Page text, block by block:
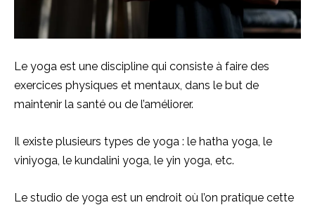
Le yoga est une discipline qui consiste à faire des
exercices physiques et mentaux, dans le but de
maintenir la santé ou de l’améliorer.
Il existe plusieurs types de yoga : le hatha yoga, le
viniyoga, le kundalini yoga, le yin yoga, etc.
Le studio de yoga est un endroit où l’on pratique cette